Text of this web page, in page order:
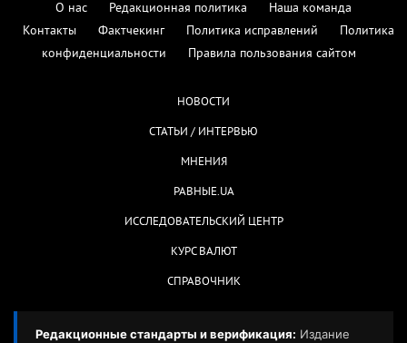
О нас Редакционная политика
Наша команда
Контакты
Фактчекинг Политика исправлений
Политика
конфиденциальности
Правила пользования сайтом
НОВОСТИ
СТАТЬИ / ИНТЕРВЬЮ
МНЕНИЯ
РАВНЫЕ.UA
ИССЛЕДОВАТЕЛЬСКИЙ ЦЕНТР
КУРС ВАЛЮТ
СПРАВОЧНИК
Редакционные стандарты и верификация: Издание